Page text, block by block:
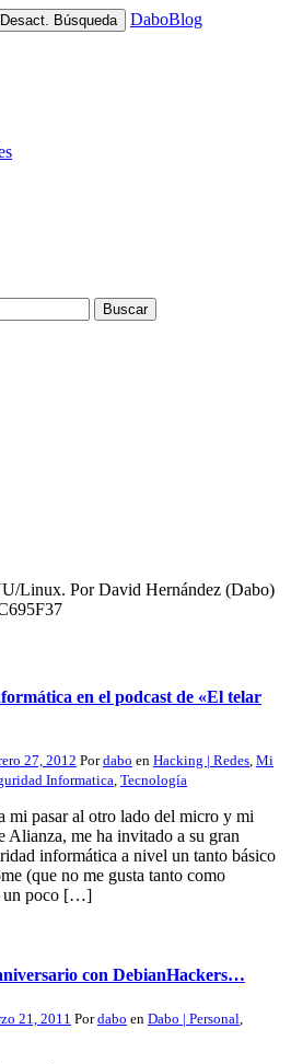
Búsqueda DaboBlog
Linux. Por David Hernández (Dabo)
en el podcast de «El telar
27, 2012 Pordabo en Hacking | Redes Mi
Informatica Tecnología
mi pasar al otro lado del micro y mi
me ha invitado a su gran
informática a nivel un tanto básico
(que no me gusta tanto como
un poco […]
con DebianHackers…
21, 2011 Pordabo en Dabo | Personal,